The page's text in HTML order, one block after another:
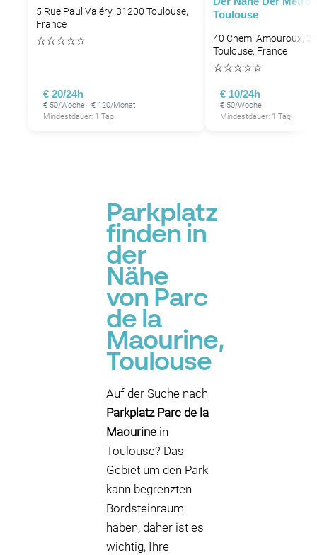
5 Rue Paul Valéry, 31200 Toulouse,
France
☆☆☆☆☆
€ 20/24h
€ 50/Woche · € 120/Monat
Mindestdauer: 1 Tag
Toulouse
40 Chem. Amouroux,
Toulouse, France
☆☆☆☆☆
€ 10/24h
€ 50/Woche
Mindestdauer: 1 Tag
Parkplatz
finden in
der
Nähe
von Parc
de la
Maourine,
Toulouse
Auf der Suche nach
Parkplatz Parc de la
Maourine in
Toulouse? Das
Gebiet um den Park
kann begrenzten
Bordsteinraum
haben, daher ist es
wichtig, Ihre